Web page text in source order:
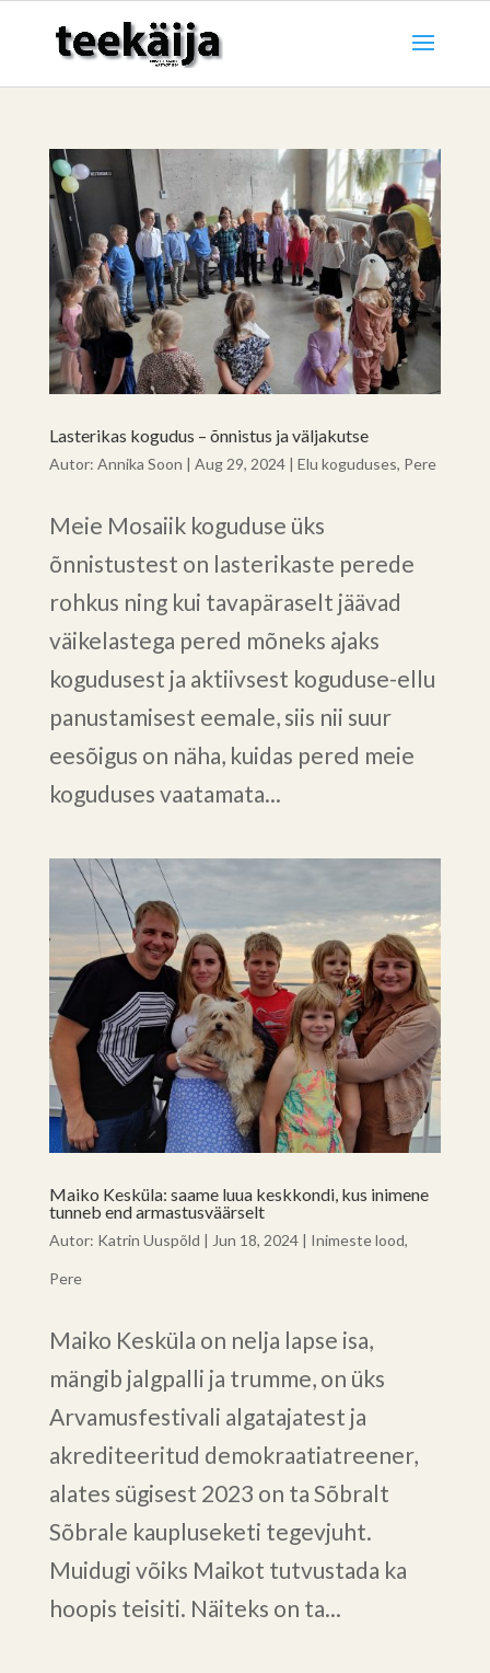
Lasterikas kogudus – õnnistus ja väljakutse
Autor: Annika Soon | Aug 29, 2024| Elu koguduses, Pere
Meie Mosaiik koguduse üks
õnnistustest on lasterikaste perede
rohkus ning kui tavapäraselt jäävad
väikelastega pered mõneks ajaks
kogudusest ja aktiivsest koguduse-ellu
panustamisest eemale, siis nii suur
eesõigus on näha, kuidas pered meie
koguduses vaatamata...
Maiko Kesküla: saame luua keskkondi, kus inimene
tunneb end armastusväärselt
Autor: Katrin Uuspõld | Jun 18, 2024| Inimeste lood,
Pere
Maiko Kesküla on nelja lapse isa,
mängib jalgpalli ja trumme, on üks
Arvamusfestivali algatajatest ja
akrediteeritud demokraatiatreener,
alates sügisest 2023 on ta Sõbralt
Sõbrale kaupluseketi tegevjuht.
Muidugi võiks Maikot tutvustada ka
hoopis teisiti. Näiteks on ta...